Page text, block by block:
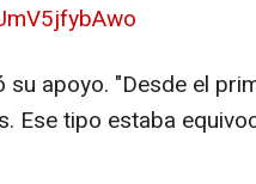
apoyo. "Desde el
Ese tipo estaba